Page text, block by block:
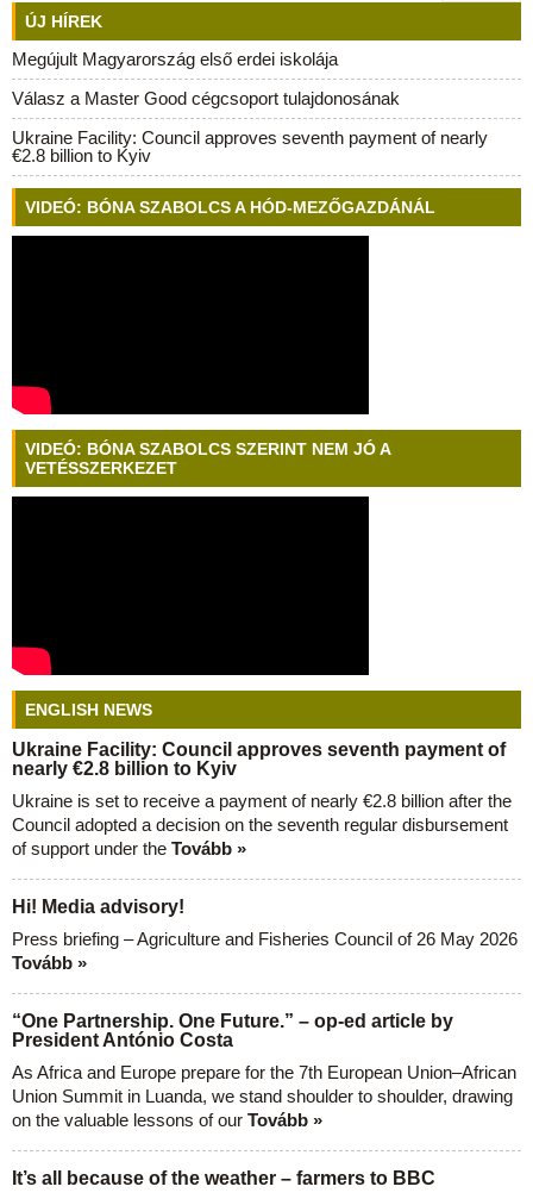
ÚJ HÍREK
Megújult Magyarország első erdei iskolája
Válasz a Master Good cégcsoport tulajdonosának
Ukraine Facility: Council approves seventh payment of nearly
€2.8 billion to Kyiv
VIDEÓ: BÓNA SZABOLCS A HÓD-MEZŐGAZDÁNÁL
VIDEÓ: BÓNA SZABOLCS SZERINT NEM JÓ A
VETÉSSZERKEZET
ENGLISH NEWS
Ukraine Facility: Council approves seventh payment of
nearly €2.8 billion to Kyiv
Ukraine is set to receive a payment of nearly €2.8 billion after the
Council adopted a decision on the seventh regular disbursement
of support under the Tovább »
Hi! Media advisory!
Press briefing – Agriculture and Fisheries Council of 26 May 2026
Tovább »
“One Partnership. One Future.” – op-ed article by
President António Costa
As Africa and Europe prepare for the 7th European Union–African
Union Summit in Luanda, we stand shoulder to shoulder, drawing
on the valuable lessons of our Tovább »
It’s all because of the weather – farmers to BBC